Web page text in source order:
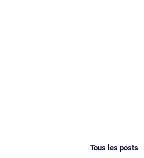
Tous les posts